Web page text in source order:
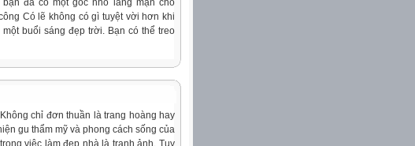
đã có một góc nhỏ lãng mạn cho
Có lẽ không có gì tuyệt vời hơn khi
buổi sáng đẹp trời. Bạn có thể treo
chỉ đơn thuần là trang hoàng hay
gu thẩm mỹ và phong cách sống của
việc làm đẹp nhà là tranh ảnh. Tuy